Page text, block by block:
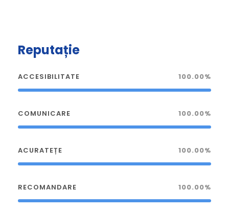
Reputație
ACCESIBILITATE 100.00%
COMUNICARE 100.00%
ACURATEȚE 100.00%
RECOMANDARE 100.00%